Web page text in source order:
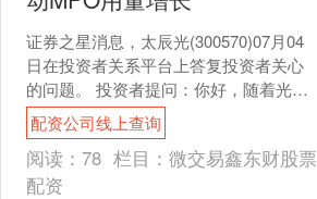
证券之星消息，太辰光(300570)07月04
日在投资者关系平台上答复投资者关心
的问题。 投资者提问：你好，随着光模
块速率的不断迭代，800G和1.6T光模块
的....
配资公司线上查询
阅读： 78 栏目： 微交易鑫东财股票
配资